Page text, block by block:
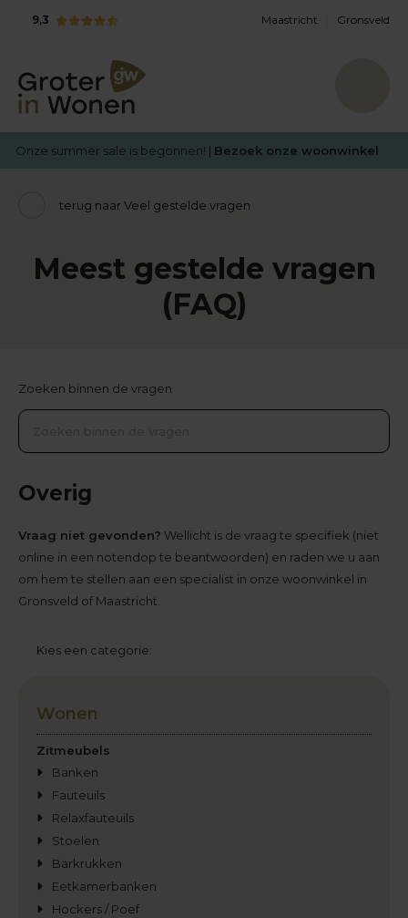
9,3 Maastricht Gronsveld
Onze summer sale is begonnen! | Bezoek onze woonwinkel
terug naar Veel gestelde vragen
Meest gestelde vragen
(FAQ)
Kies een categorie:
Wonen
Zitmeubels
Banken
Fauteuils
Relaxfauteuils
Stoelen
Barkrukken
Eetkamerbanken
Hockers / Poef
Zoeken binnen de vragen
Overig
Vraag niet gevonden? Wellicht is de vraag te specifiek (niet
online in een notendop te beantwoorden) en raden we u aan
om hem te stellen aan een specialist in onze woonwinkel in
Gronsveld of Maastricht.